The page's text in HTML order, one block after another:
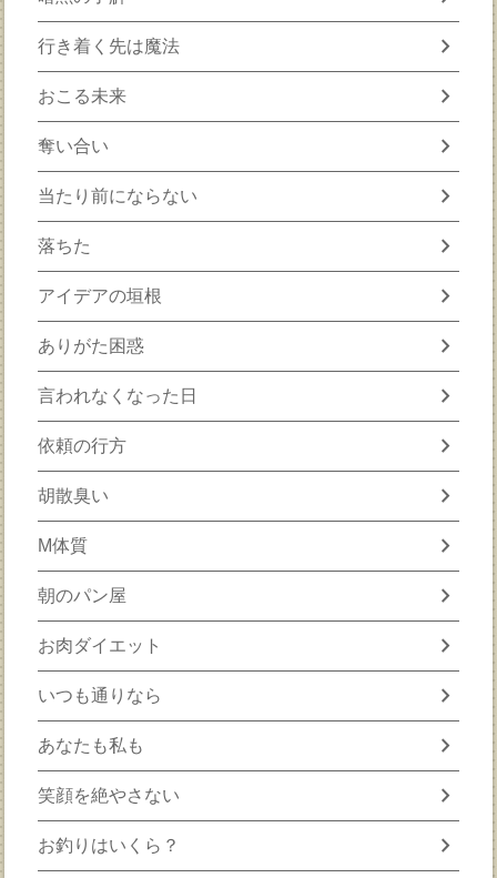
行き着く先は魔法 chevron_right
おこる未来 chevron_right
奪い合い chevron_right
当たり前にならない chevron_right
落ちた chevron_right
アイデアの垣根 chevron_right
ありがた困惑 chevron_right
言われなくなった日 chevron_right
依頼の行方 chevron_right
胡散臭い chevron_right
M体質 chevron_right
朝のパン屋 chevron_right
お肉ダイエット chevron_right
いつも通りなら chevron_right
あなたも私も chevron_right
笑顔を絶やさない chevron_right
お釣りはいくら？ chevron_right